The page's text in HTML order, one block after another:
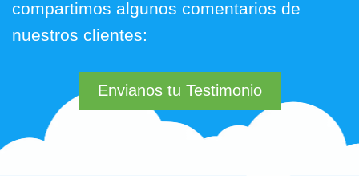
compartimos algunos comentarios de
nuestros clientes:
Envianos tu Testimonio